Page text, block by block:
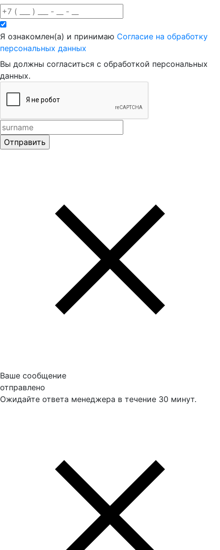
Я ознакомлен(а) и принимаю Согласие на обработку
персональных данных
Вы должны согласиться с обработкой персональных
данных.
Ваше сообщение
отправлено
Ожидайте ответа менеджера в течение 30 минут.